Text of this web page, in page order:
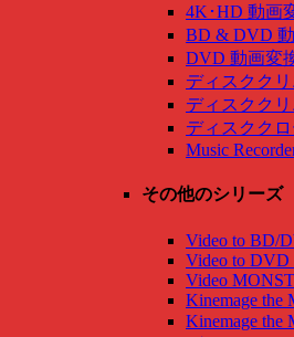
4K･HD 動画
BD & DVD
DVD 動画変
ディスクク
ディスクク
ディスクク
Music
その他のシリーズ
Video to BD/
Video to DVD
Video
Kinemage the
Kinemage the